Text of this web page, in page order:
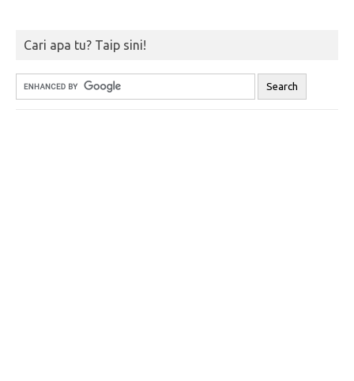
Cari apa tu? Taip sini!